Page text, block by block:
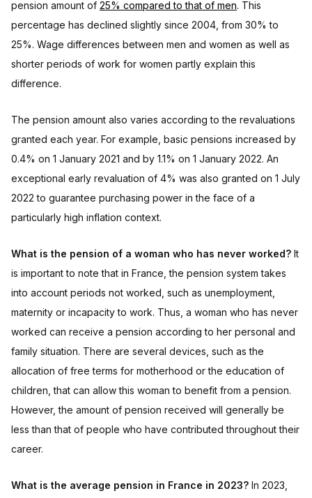
pension amount of 25% compared to that of men. This
percentage has declined slightly since 2004, from 30% to
25%. Wage differences between men and women as well as
shorter periods of work for women partly explain this
difference.
The pension amount also varies according to the revaluations
granted each year. For example, basic pensions increased by
0.4% on 1 January 2021 and by 1.1% on 1 January 2022. An
exceptional early revaluation of 4% was also granted on 1 July
2022 to guarantee purchasing power in the face of a
particularly high inflation context.
What is the pension of a woman who has never worked? It
is important to note that in France, the pension system takes
into account periods not worked, such as unemployment,
maternity or incapacity to work. Thus, a woman who has never
worked can receive a pension according to her personal and
family situation. There are several devices, such as the
allocation of free terms for motherhood or the education of
children, that can allow this woman to benefit from a pension.
However, the amount of pension received will generally be
less than that of people who have contributed throughout their
career.
What is the average pension in France in 2023? In 2023,